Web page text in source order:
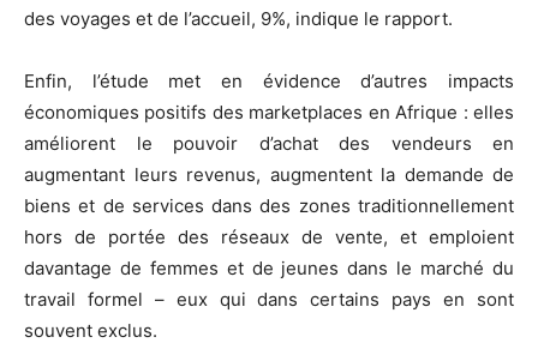
des voyages et de l’accueil, 9%, indique le rapport.
Enfin, l’étude met en évidence d’autres impacts
économiques positifs des marketplaces en Afrique : elles
améliorent le pouvoir d’achat des vendeurs en
augmentant leurs revenus, augmentent la demande de
biens et de services dans des zones traditionnellement
hors de portée des réseaux de vente, et emploient
davantage de femmes et de jeunes dans le marché du
travail formel – eux qui dans certains pays en sont
souvent exclus.